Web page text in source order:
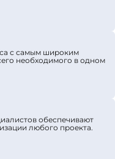
компостер на 300 л.
с самым широким
необходимого в одном
обеспечивают
любого проекта.